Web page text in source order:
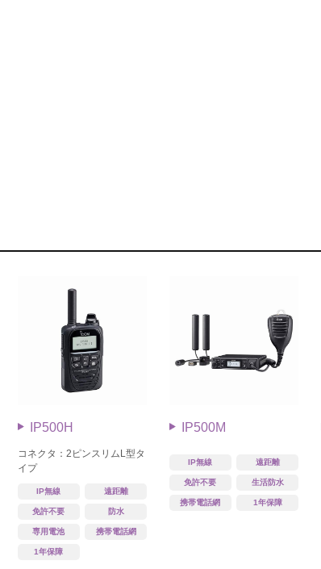
IP500H
コネクタ：2ピンスリムL型タ
イプ
IP無線 遠距離
免許不要 防水
専用電池 携帯電話網
1年保障
IP500M
IP無線 遠距離
免許不要 生活防水
携帯電話網 1年保障